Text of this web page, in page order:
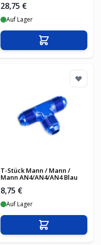
28,75 €
Auf Lager
In den
T-Stück Mann / Mann /
Mann AN4/AN4/AN4 Blau
8,75 €
Auf Lager
In den